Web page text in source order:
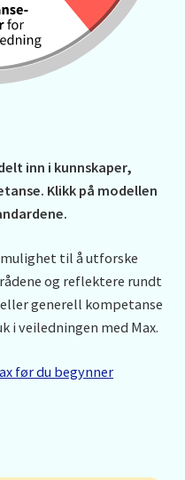
inn i kunnskaper,
Klikk på modellen
til å utforske
og reflektere rundt
generell kompetanse
i veiledningen med Max.
før du begynner